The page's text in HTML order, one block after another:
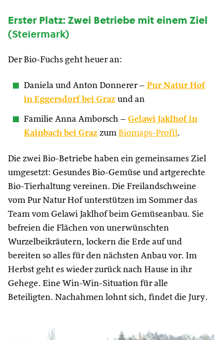
Erster Platz: Zwei Betriebe mit einem Ziel
(Steiermark)
Der Bio-Fuchs geht heuer an:
Daniela und Anton Donnerer – Pur Natur Hof
in Eggersdorf bei Graz und an
Familie Anna Amborsch – Gelawi Jaklhof in
Kainbach bei Graz zum Biomaps-Profil.
Die zwei Bio-Betriebe haben ein gemeinsames Ziel
umgesetzt: Gesundes Bio-Gemüse und artgerechte
Bio-Tierhaltung vereinen. Die Freilandschweine
vom Pur Natur Hof unterstützen im Sommer das
Team vom Gelawi Jaklhof beim Gemüseanbau. Sie
befreien die Flächen von unerwünschten
Wurzelbeikräutern, lockern die Erde auf und
bereiten so alles für den nächsten Anbau vor. Im
Herbst geht es wieder zurück nach Hause in ihr
Gehege. Eine Win-Win-Situation für alle
Beteiligten. Nachahmen lohnt sich, findet die Jury.